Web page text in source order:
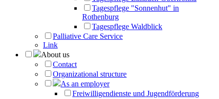
Tagespflege "Sonnenhut" in
Rothenburg
Tagespflege Waldblick
Palliative Care Service
Link
About us
Contact
Organizational structure
As an employer
Freiwilligendienste und Jugendförderung